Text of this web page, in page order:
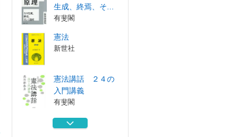
生成、終焉、そ...
有斐閣
憲法
新世社
憲法講話 ２４の
入門講義
有斐閣
思惟と対話と憲法